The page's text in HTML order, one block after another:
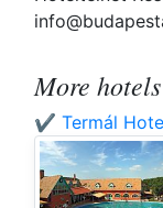
More
✔️ Termál